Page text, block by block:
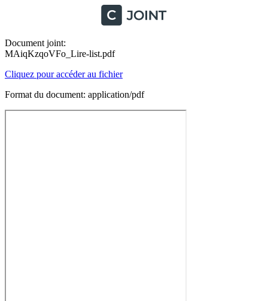
Document joint:
MAiqKzqoVFo_Lire-list.pdf
Cliquez pour accéder au fichier
Format du document: application/pdf